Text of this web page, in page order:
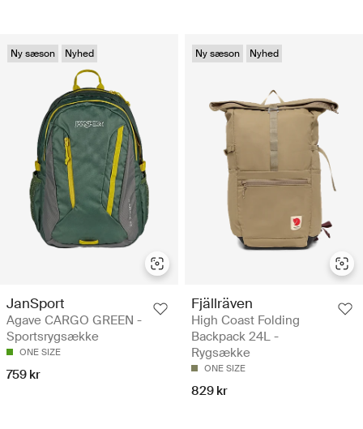
Ny sæson Nyhed
JanSport
Agave CARGO GREEN -
Sportsrygsække
ONE SIZE
759 kr
Ny sæson Nyhed
Fjällräven
High Coast Folding
Backpack 24L -
Rygsække
ONE SIZE
829 kr